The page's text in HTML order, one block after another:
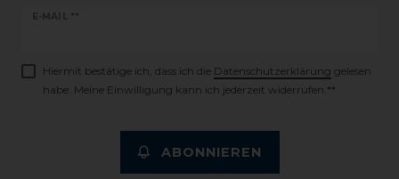
E-MAIL **
Newsletter
Hiermit bestätige ich, dass ich die Daten­schutz­erklärung gelesen
habe. Meine Einwilligung kann ich jederzeit widerrufen.**
ABONNIEREN